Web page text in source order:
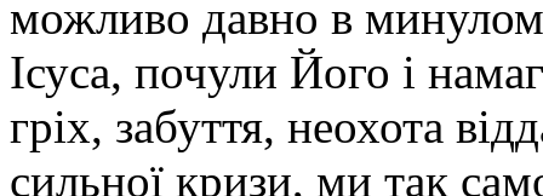
можливо давно в
Ісуса, почули Його і
гріх, забуття, неохота
сильної кризи, ми так